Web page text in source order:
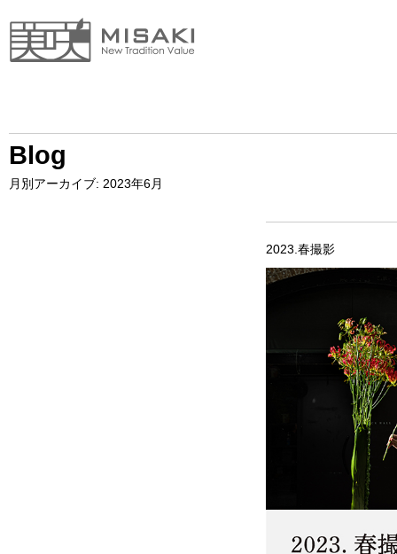
Blog
月別アーカイブ: 2023年6月
2023.春撮影